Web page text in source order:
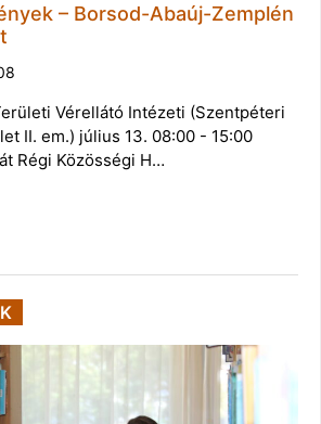
– Borsod-Abaúj-Zemplén
Vérellátó Intézeti (Szentpéteri
II. em.) július 13. 08:00 - 15:00
Régi Közösségi H…